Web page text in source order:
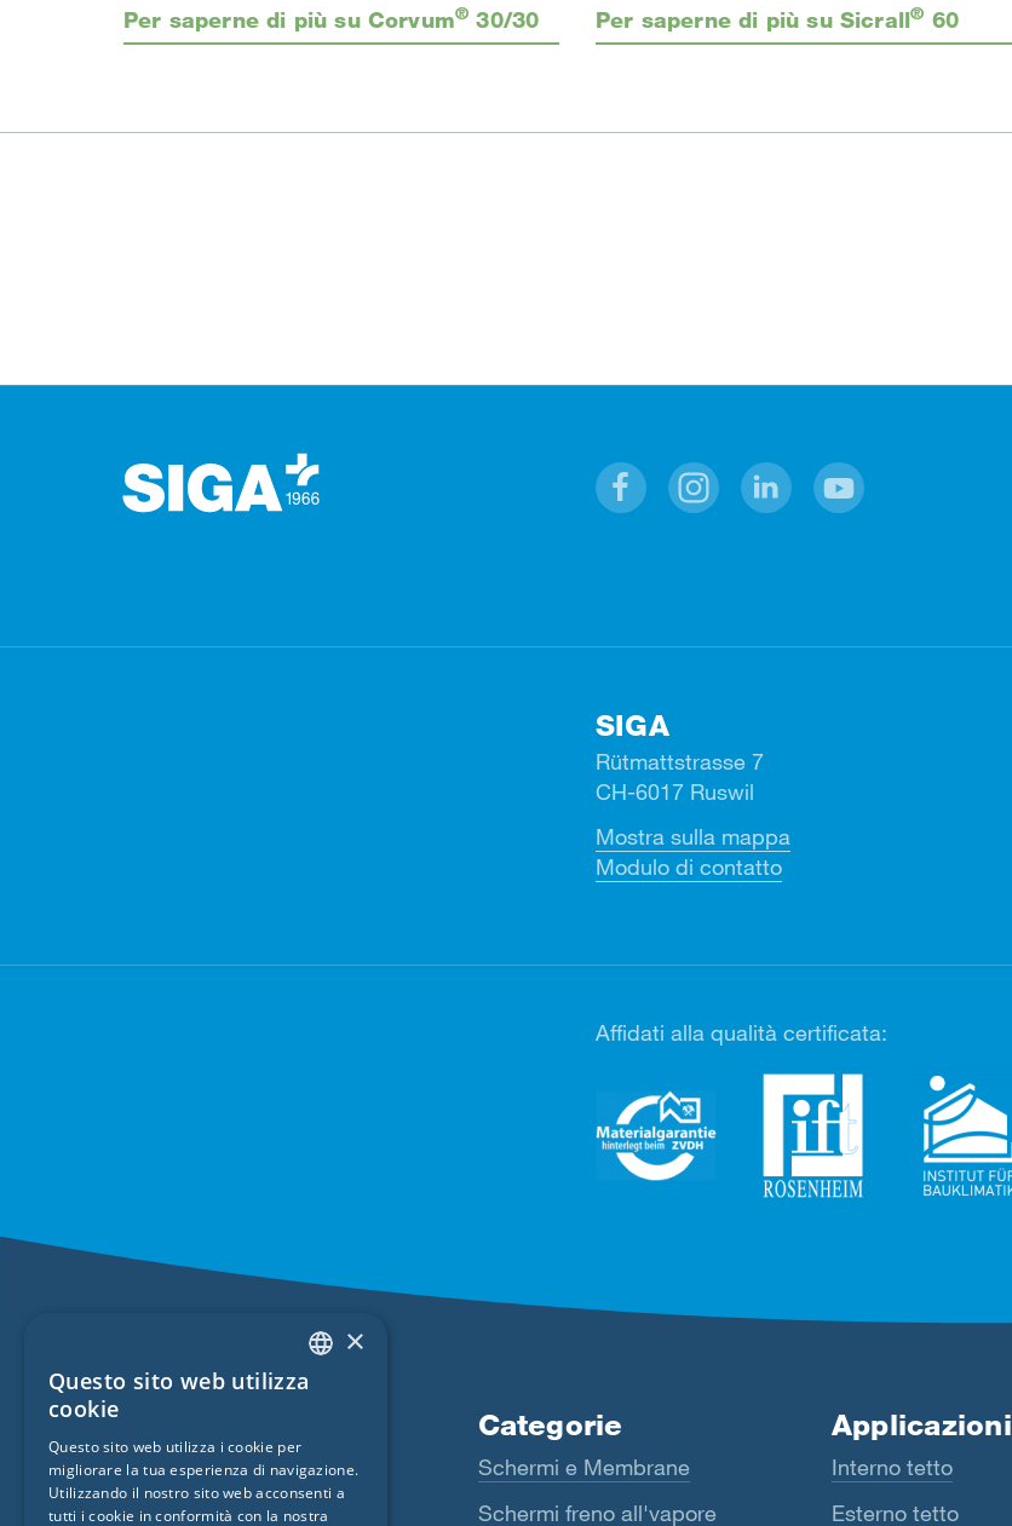
Per saperne di più su Corvum® 30/30 Per saperne di più su Sicrall® 60
SIGA
Rütmattstrasse 7
CH-6017 Ruswil
Mostra sulla mappa
Modulo di contatto
Affidati alla qualità certificata:
Fentrim
Majrex
Categorie
Schermi e Membrane
Schermi freno all'vapore
Applicazioni
Interno tetto
Esterno tetto
ENGLISH
FRENCH
CZECH
×
Questo sito web utilizza
cookie
Questo sito web utilizza i cookie per
migliorare la tua esperienza di navigazione.
Utilizzando il nostro sito web acconsenti a
tutti i cookie in conformità con la nostra